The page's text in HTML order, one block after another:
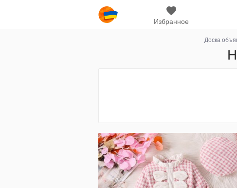
Избранное
Доска